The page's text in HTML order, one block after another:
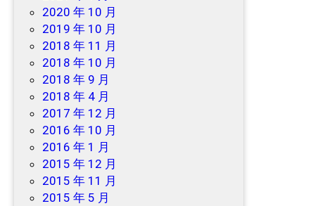
2020 年 10 月
2019 年 10 月
2018 年 11 月
2018 年 10 月
2018 年 9 月
2018 年 4 月
2017 年 12 月
2016 年 10 月
2016 年 1 月
2015 年 12 月
2015 年 11 月
2015 年 5 月